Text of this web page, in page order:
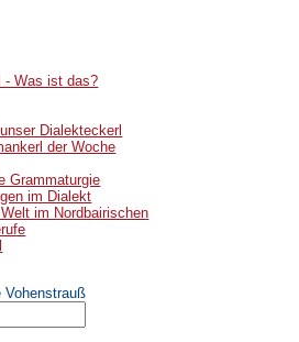
- Was ist das?
Dialekteckerl
der Woche
Grammaturgie
im Dialekt
im Nordbairischen
Vohenstrauß